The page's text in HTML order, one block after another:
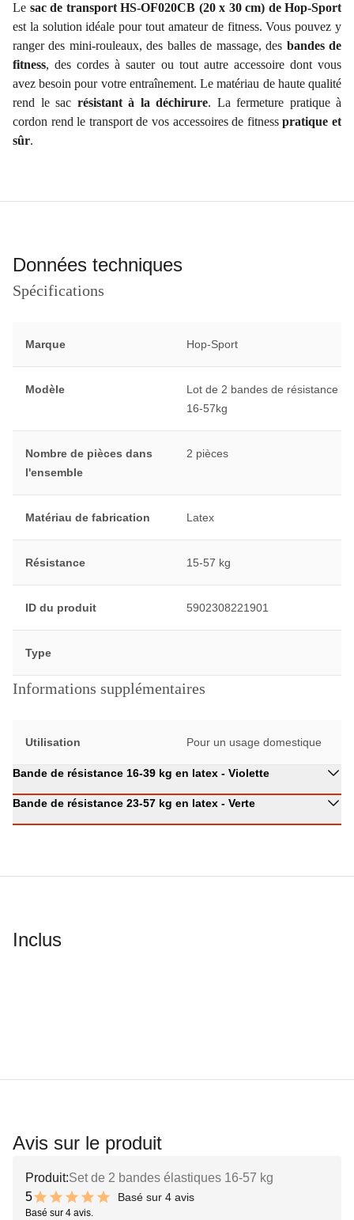
Le sac de transport HS-OF020CB (20 x 30 cm) de Hop-Sport
est la solution idéale pour tout amateur de fitness. Vous pouvez y
ranger des mini-rouleaux, des balles de massage, des bandes de
fitness, des cordes à sauter ou tout autre accessoire dont vous
avez besoin pour votre entraînement. Le matériau de haute qualité
rend le sac résistant à la déchirure. La fermeture pratique à
cordon rend le transport de vos accessoires de fitnesspratique et
sûr.
Données techniques
Spécifications
Marque Hop-Sport
Modèle
Lot de 2 bandes de résistance
16-57kg
Nombre de pièces dans
l'ensemble
2 pièces
Matériau de fabrication Latex
Résistance 15-57 kg
ID du produit 5902308221901
Type
Informations supplémentaires
Utilisation Pour un usage domestique
Bande de résistance 16-39 kg en latex - Violette
Bande de résistance 23-57 kg en latex - Verte
Inclus
Avis sur le produit
Produit:Set de 2 bandes élastiques 16-57 kg
5
10 out of 10 stars
Basé sur 4 avis
Basé sur 4 avis.